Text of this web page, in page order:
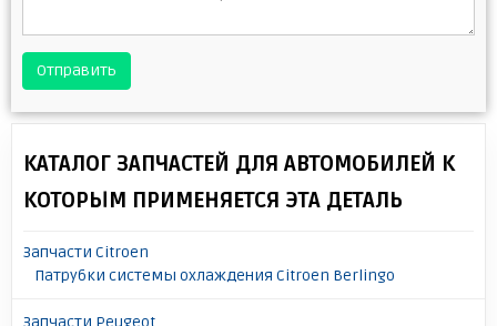
Отправить
КАТАЛОГ ЗАПЧАСТЕЙ ДЛЯ АВТОМОБИЛЕЙ К
КОТОРЫМ ПРИМЕНЯЕТСЯ ЭТА ДЕТАЛЬ
Запчасти Citroen
Патрубки системы охлаждения Citroen Berlingo
Запчасти Peugeot